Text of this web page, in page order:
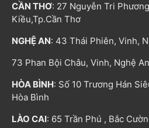
CẦN THƠ: 27 Nguyễn Tri
Kiều,Tp.Cần Thơ
NGHỆ AN: 43 Thái Phiên, Vinh,
73 Phan Bội Châu, Vinh, Nghệ An
HÒA BÌNH: Số 10 Trương Hán
Hòa Bình
LÀO CAI: 65 Trần Phú , Bắc